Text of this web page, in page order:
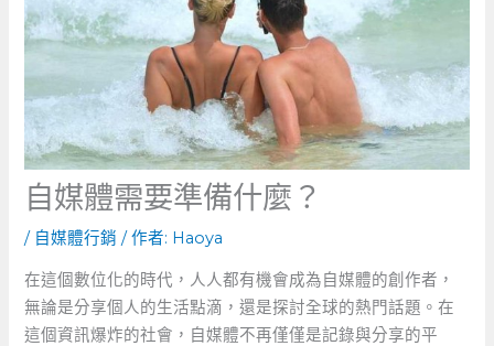
自媒體需要準備什麼？
/ 自媒體行銷 / 作者: Haoya
在這個數位化的時代，人人都有機會成為自媒體的創作者，
無論是分享個人的生活點滴，還是探討全球的熱門話題。在
這個資訊爆炸的社會，自媒體不再僅僅是記錄與分享的平